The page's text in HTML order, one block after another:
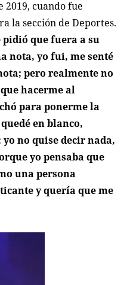
2019, cuando fue
la sección de Deportes.
pidió que fuera a su
nota, yo fui, me senté
pero realmente no
hacerme al
para ponerme la
en blanco,
no quise decir nada,
yo pensaba que
una persona
y quería que me